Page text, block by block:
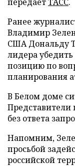
Ранее
Владимир
США Дональду
лидера убедить
позицию по
планирования
В Белом доме
Представители
без ответа
Напомним,
просьбой
российской